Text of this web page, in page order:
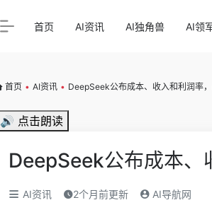
首页 AI资讯 AI独角兽 AI领
首页 • AI资讯 • DeepSeek公布成本、收入和利润率
🔊 点击朗读
DeepSeek公布成本
AI资讯 2个月前更新 AI导航网